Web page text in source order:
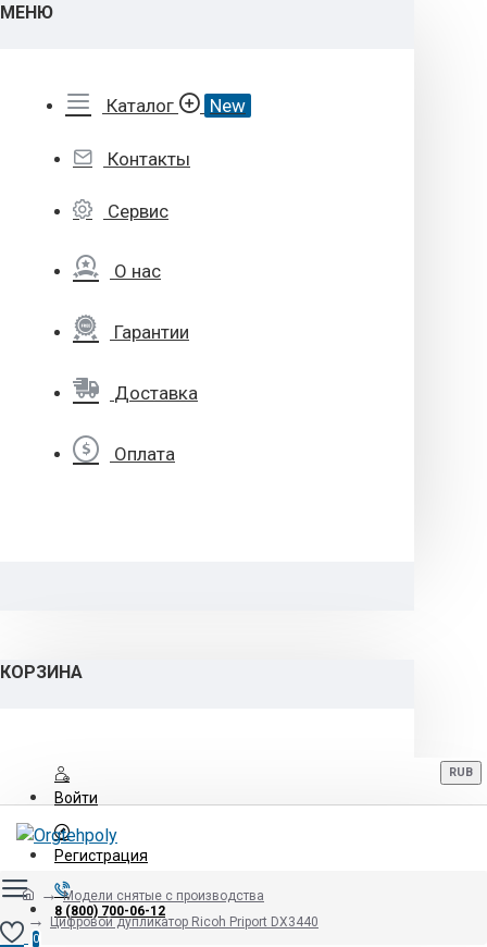
МЕНЮ
Каталог New
Контакты
Сервис
О нас
Гарантии
Доставка
Оплата
КОРЗИНА
Войти
Регистрация
8 (800) 700-06-12
RUB
0
Модели снятые с производства
Цифровой дупликатор Ricoh Priport DX3440